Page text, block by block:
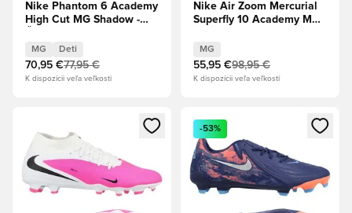
Nike Phantom 6 Academy
High Cut MG Shadow -
MG Deti
70,95 €77,95 €
K dispozícii veľa veľkostí
Nike Air Zoom Mercurial
Superfly 10 Academy MG
Racer/Biela
MG
55,95 €98,95 €
K dispozícii veľa veľkostí
Otvorí modál na prihlásenie alebo registráciu ako člen
Otvorí modál na prihlásenie
-53%